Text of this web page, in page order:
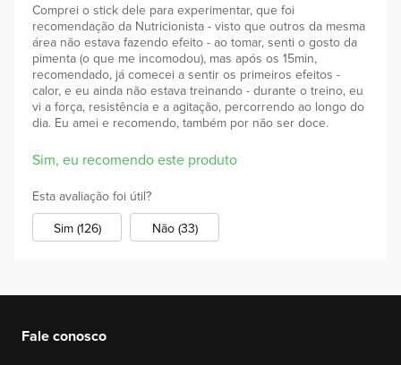
Comprei o stick dele para experimentar, que foi
recomendação da Nutricionista - visto que outros da mesma
área não estava fazendo efeito - ao tomar, senti o gosto da
pimenta (o que me incomodou), mas após os 15min,
recomendado, já comecei a sentir os primeiros efeitos -
calor, e eu ainda não estava treinando - durante o treino, eu
vi a força, resistência e a agitação, percorrendo ao longo do
dia. Eu amei e recomendo, também por não ser doce.
Sim, eu recomendo este produto
Esta avaliação foi útil?
Sim (126)
Não (33)
Fale conosco